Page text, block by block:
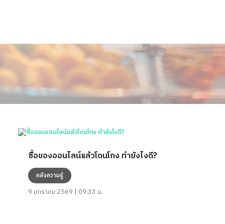
ซื้อของออนไลน์แล้วโดนโกง ทำยังไงดี?
คลังความรู้
9 มกราคม 2569 | 09:33 น.